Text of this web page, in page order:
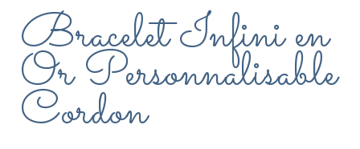
Bracelet Infini en
Or Personnalisable
Cordon